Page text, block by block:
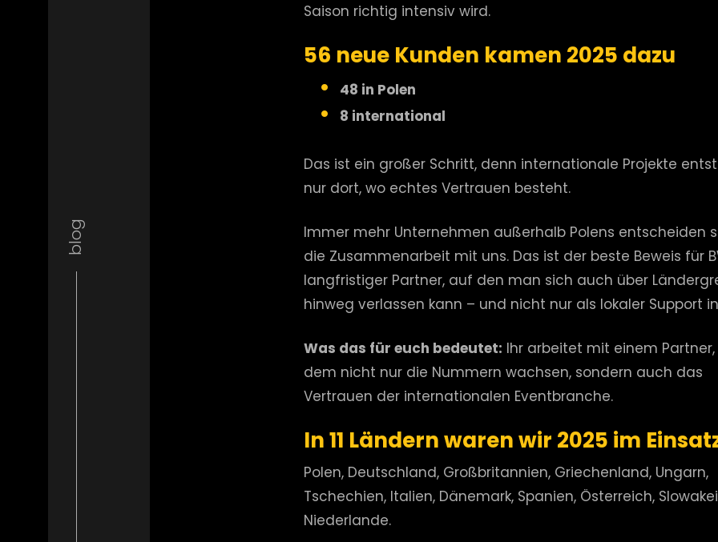
blog
Saison richtig intensiv wird.
56 neue Kunden kamen 2025 dazu
48 in Polen
8 international
Das ist ein großer Schritt, denn internationale Projekte
nur dort, wo echtes Vertrauen besteht.
Immer mehr Unternehmen außerhalb Polens entscheiden
die Zusammenarbeit mit uns. Das ist der beste Beweis für
langfristiger Partner, auf den man sich auch über
hinweg verlassen kann – und nicht nur als lokaler Support
Was das für euch bedeutet: Ihr arbeitet mit einem Partner,
dem nicht nur die Nummern wachsen, sondern auch das
Vertrauen der internationalen Eventbranche.
In 11 Ländern waren wir 2025 im
Polen, Deutschland, Großbritannien, Griechenland, Ungarn,
Tschechien, Italien, Dänemark, Spanien, Österreich,
Niederlande.